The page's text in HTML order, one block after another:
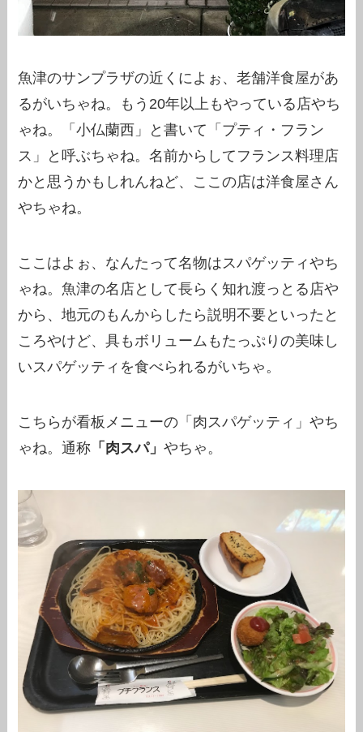
魚津のサンプラザの近くによぉ、老舗洋食屋があ
るがいちゃね。もう20年以上もやっている店やち
ゃね。「小仏蘭西」と書いて「プティ・フラン
ス」と呼ぶちゃね。名前からしてフランス料理店
かと思うかもしれんねど、ここの店は洋食屋さん
やちゃね。
ここはよぉ、なんたって名物はスパゲッティやち
ゃね。魚津の名店として長らく知れ渡っとる店や
から、地元のもんからしたら説明不要といったと
ころやけど、具もボリュームもたっぷりの美味し
いスパゲッティを食べられるがいちゃ。
こちらが看板メニューの「肉スパゲッティ」やち
ゃね。通称 「肉スパ」やちゃ。